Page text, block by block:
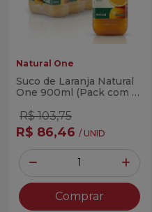
Natural One
Suco de Laranja Natural
One 900ml (Pack com 6
R$ 103,75
R$ 86,46 / UNID
Diminuir Quantidade
Quantidade
Comprar